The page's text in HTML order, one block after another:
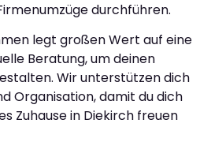
durchführen.
legt großen Wert auf eine
Beratung, um deinen
Wir unterstützen dich
Organisation, damit du dich
Zuhause in Diekirch freuen